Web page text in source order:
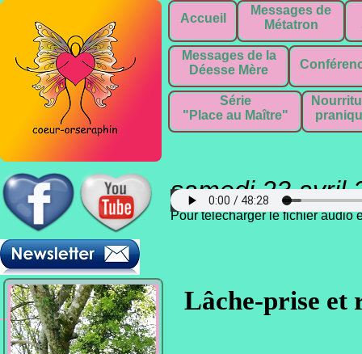
Accueil
Messages de
Métatron
Messages de la
Déesse Mère
Série
"Place au Maître"
samedi 23 avril
Pour télécharger le fichier audio
Lâche-prise et